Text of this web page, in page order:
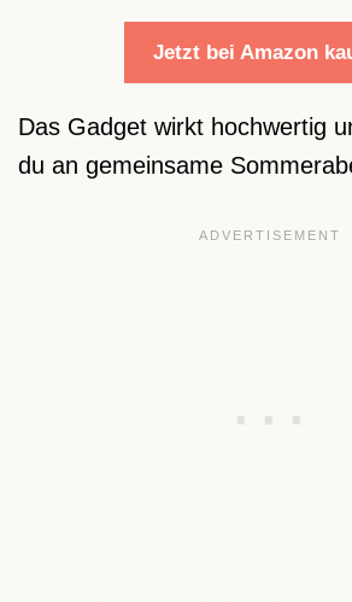
Jetzt bei Amazon
Das Gadget wirkt hochwertig
du an gemeinsame